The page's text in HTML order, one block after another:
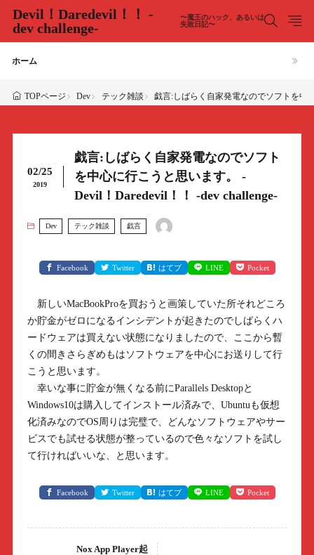
Devil！Daredevil！！ -
dev challenge-
〜魔王のハック、あるいは
失敗日記〜
ホーム
TOPページ Dev テック雑談 戯言:しばらく自家発電なのでソフトを中
02/25
2019
戯言:しばらく自家発電なのでソフト
を中心に行こうと思います。 -
Devil！Daredevil！！ -dev challenge-
Dev テック雑談 戯言
Facebook Twitter はてブ LINE Pocket
新しいMacBookProを買おうと画策していた所それどころ
か貯金がゼロになるインシデントが起きたのでしばらくハ
ードウェアは買えない状態になりましたので、ここから暫
くの間きさらぎめもはソフトウェアを中心にお送りして行
こうと思います。
幸いな事に貯金が無くなる前にParallels Desktopと
Windows10は購入してインストール済みで、Ubuntuも仮想
化済みなのでOS周りは完璧で、どんなソフトウェアやサー
ビスでも試せる状態が整っているので色々なソフトを試し
て行ければいいな、と思います。
Facebook Twitter はてブ LINE Pocket
Nox App Player起